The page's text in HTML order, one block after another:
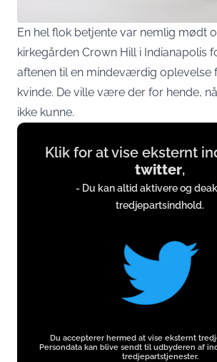
En hel flok betjente var nemlig mødt
kirkegården Crown Hill i Indianapolis
aftenen til en mindeværdig oplevelse
kvinde. De ville være der for hende,
ikke kunne.
Display
contentKlik for at vise eksternt
twitter,
- Du kan altid aktivere og
tredjepartsindhold.
Du accepterer hermed at vise eksternt
Persondata kan blive sendt til udbyderen af
tredjepartstjenester.